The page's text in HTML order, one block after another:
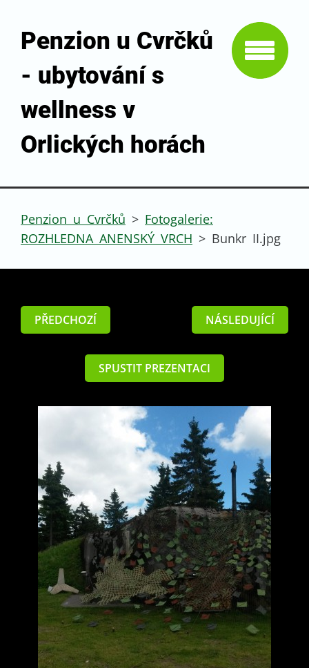
Penzion u Cvrčků
- ubytování s
wellness v
Orlických horách
Penzion u Cvrčků > Fotogalerie:
ROZHLEDNA ANENSKÝ VRCH > Bunkr II.jpg
PŘEDCHOZÍ NÁSLEDUJÍCÍ
SPUSTIT PREZENTACI